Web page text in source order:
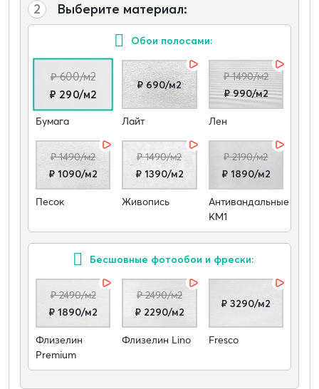
2 Выберите материал:
Обои полосами:
₽ 600/м2
₽ 290/м2
Бумага
₽ 690/м2
Лайт
₽ 1490/м2
₽ 990/м2
Лен
₽ 1490/м2
₽ 1090/м2
Песок
₽ 1490/м2
₽ 1390/м2
Живопись
₽ 2190/м2
₽ 1890/м2
Антивандальные
КМ1
Бесшовные фотообои и фрески:
₽ 2490/м2
₽ 1890/м2
Флизелин
Premium
₽ 2490/м2
₽ 2290/м2
Флизелин Lino
₽ 3290/м2
Fresco